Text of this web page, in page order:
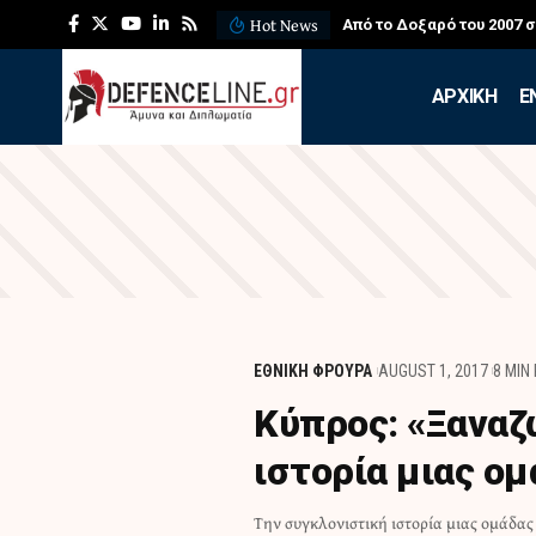
Hot News Από το Δοξαρό του 2007
APXIKH
ΕΘΝΙΚΗ ΦΡΟΥΡΑ AUGUST 1, 2017 8 MIN
Κύπρος:
ιστορία μιας
Την συγκλονιστική ιστορία μιας
ντοκιμαντέρ με τίτλο «Πορεία